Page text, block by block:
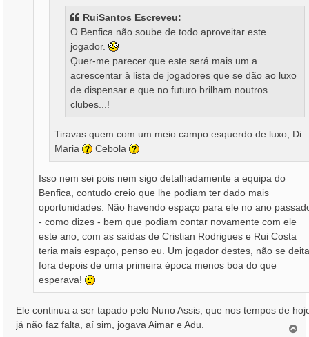
RuiSantos Escreveu:
O Benfica não soube de todo aproveitar este
jogador.
Quer-me parecer que este será mais um a
acrescentar à lista de jogadores que se dão ao luxo
de dispensar e que no futuro brilham noutros
clubes...!
Tiravas quem com um meio campo esquerdo de luxo, Di
Maria
Cebola
Isso nem sei pois nem sigo detalhadamente a equipa do
Benfica, contudo creio que lhe podiam ter dado mais
oportunidades. Não havendo espaço para ele no ano
- como dizes - bem que podiam contar novamente com ele
este ano, com as saídas de Cristian Rodrigues e Rui Costa
teria mais espaço, penso eu. Um jogador destes, não se deita
fora depois de uma primeira época menos boa do que
esperava!
Ele continua a ser tapado pelo Nuno Assis, que nos tempos de
já não faz falta, aí sim, jogava Aimar e Adu.